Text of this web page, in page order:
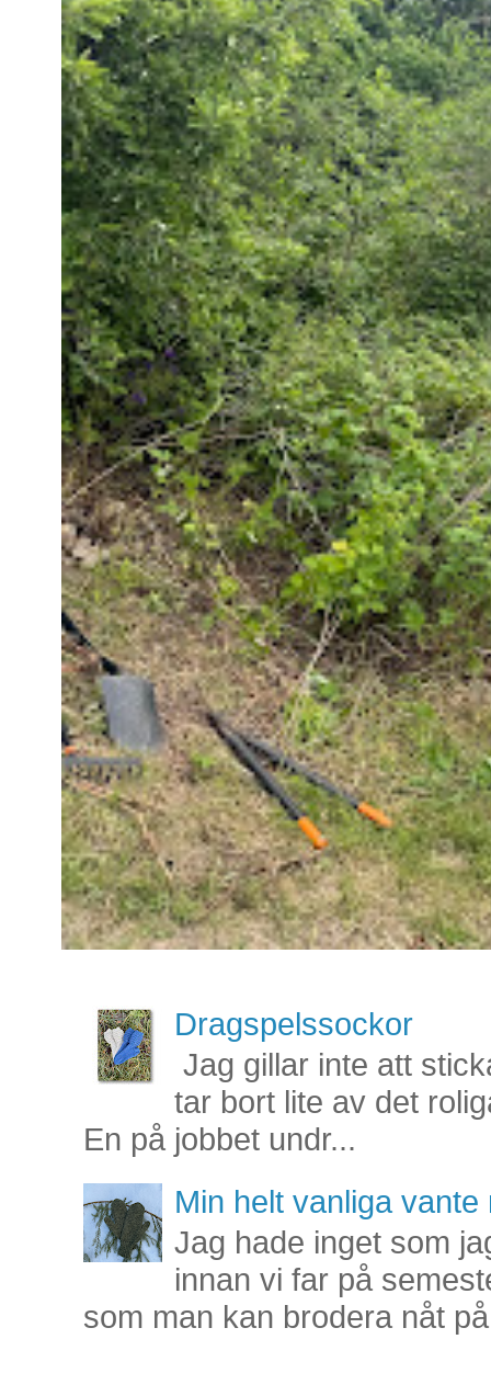
Dragspelssockor
Jag gillar inte att
tar bort lite av det
En på jobbet undr...
Min helt vanliga
Jag hade inget som
innan vi far på
som man kan brodera nåt